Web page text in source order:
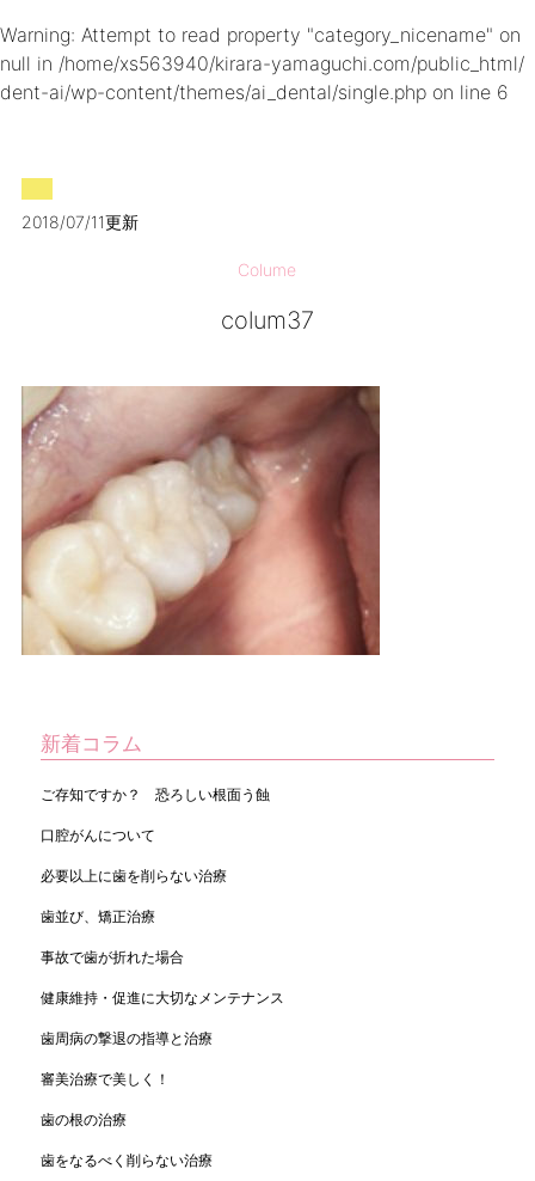
Warning: Attempt to read property "category_nicename" on
null in /home/xs563940/kirara-yamaguchi.com/public_html/
dent-ai/wp-content/themes/ai_dental/single.php on line 6
2018/07/11更新
Colume
colum37
新着コラム
ご存知ですか？ 恐ろしい根面う蝕
口腔がんについて
必要以上に歯を削らない治療
歯並び、矯正治療
事故で歯が折れた場合
健康維持・促進に大切なメンテナンス
歯周病の撃退の指導と治療
審美治療で美しく！
歯の根の治療
歯をなるべく削らない治療